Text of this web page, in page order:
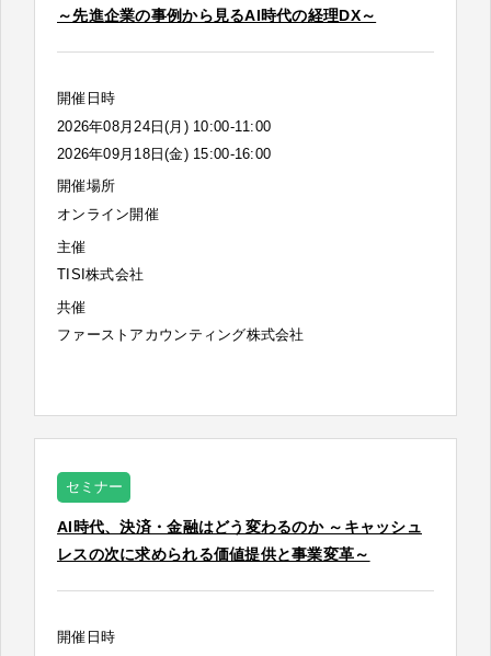
～先進企業の事例から見るAI時代の経理DX～
開催日時
2026年08月24日(月) 10:00-11:00
2026年09月18日(金) 15:00-16:00
開催場所
オンライン開催
主催
TISI株式会社
共催
ファーストアカウンティング株式会社
セミナー
AI時代、決済・金融はどう変わるのか ～キャッシュ
レスの次に求められる価値提供と事業変革～
開催日時